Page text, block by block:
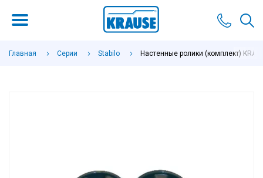
Главная Серии Stabilo Настенные ролики (комплект)